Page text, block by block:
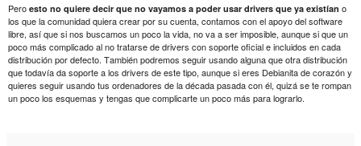
Pero esto no quiere decir que no vayamos a poder usar drivers que ya existían o
los que la comunidad quiera crear por su cuenta, contamos con el apoyo del software
libre, así que si nos buscamos un poco la vida, no va a ser imposible, aunque si que un
poco más complicado al no tratarse de drivers con soporte oficial e incluidos en cada
distribución por defecto. También podremos seguir usando alguna que otra distribución
que todavía da soporte a los drivers de este tipo, aunque si eres Debianita de corazón y
quieres seguir usando tus ordenadores de la década pasada con él, quizá se te rompan
un poco los esquemas y tengas que complicarte un poco más para lograrlo.